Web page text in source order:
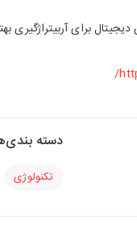
برای آربیتراژگیری
دسته
تکنولوژی